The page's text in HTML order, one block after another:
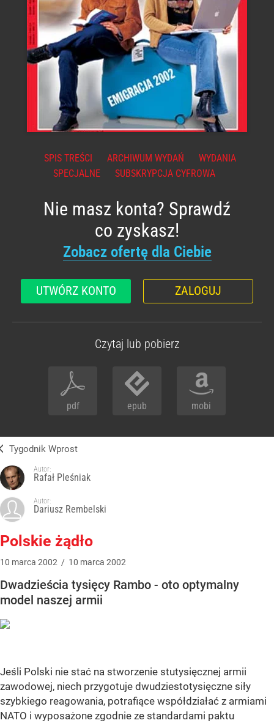
SPIS TREŚCI ARCHIWUM WYDAŃ
WYDANIA
SPECJALNE
SUBSKRYPCJA CYFROWA
Nie masz konta? Sprawdź
co zyskasz!
Zobacz ofertę dla Ciebie
UTWÓRZ KONTO ZALOGUJ
Czytaj lub pobierz
pdf epub mobi
Tygodnik Wprost
Autor:
Rafał Pleśniak
Autor:
Dariusz Rembelski
Polskie żądło
10 marca 2002 / 10 marca 2002
Dwadzieścia tysięcy Rambo - oto optymalny
model naszej armii
Jeśli Polski nie stać na stworzenie stutysięcznej armii
zawodowej, niech przygotuje dwudziestotysięczne siły
szybkiego reagowania, potrafiące współdziałać z armiami
NATO i wyposażone zgodnie ze standardami paktu